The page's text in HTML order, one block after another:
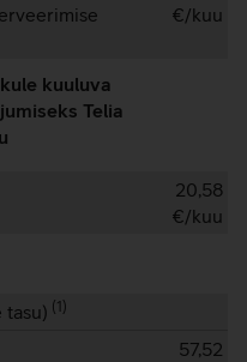
€/kuu
kuuluva
Telia
20,58
€/kuu
tasu) (1 )
57,52